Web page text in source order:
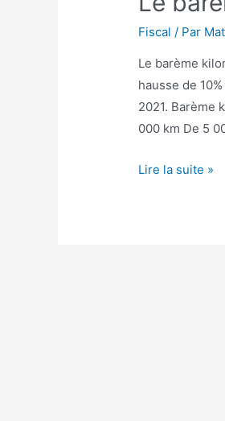
Fiscal / Par
Le barème
hausse de
2021. Barème
000 km De 5
Le
Lire la suite »